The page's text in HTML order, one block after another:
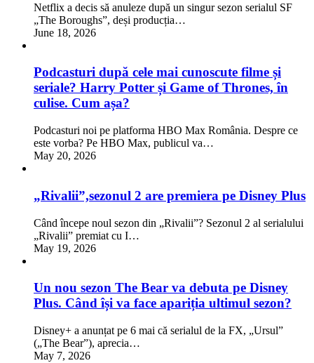
Netflix a decis să anuleze după un singur sezon serialul SF
„The Boroughs”, deși producția…
June 18, 2026
Podcasturi după cele mai cunoscute filme și
seriale? Harry Potter și Game of Thrones, în
culise. Cum așa?
Podcasturi noi pe platforma HBO Max România. Despre ce
este vorba? Pe HBO Max, publicul va…
May 20, 2026
„Rivalii”,sezonul 2 are premiera pe Disney Plus
Când începe noul sezon din „Rivalii”? Sezonul 2 al serialului
„Rivalii” premiat cu I…
May 19, 2026
Un nou sezon The Bear va debuta pe Disney
Plus. Când își va face apariția ultimul sezon?
Disney+ a anunțat pe 6 mai că serialul de la FX, „Ursul”
(„The Bear”), aprecia…
May 7, 2026